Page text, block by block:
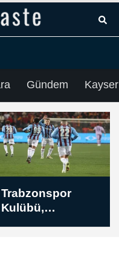
Gündem
KUTSO,
Kütahya'nın